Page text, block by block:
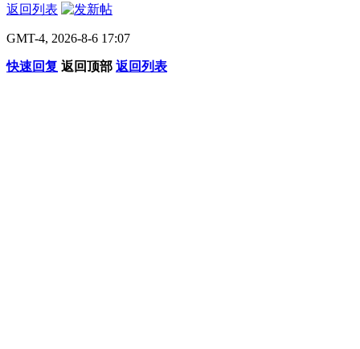
返回列表
GMT-4, 2026-8-6 17:07
快速回复 返回顶部 返回列表